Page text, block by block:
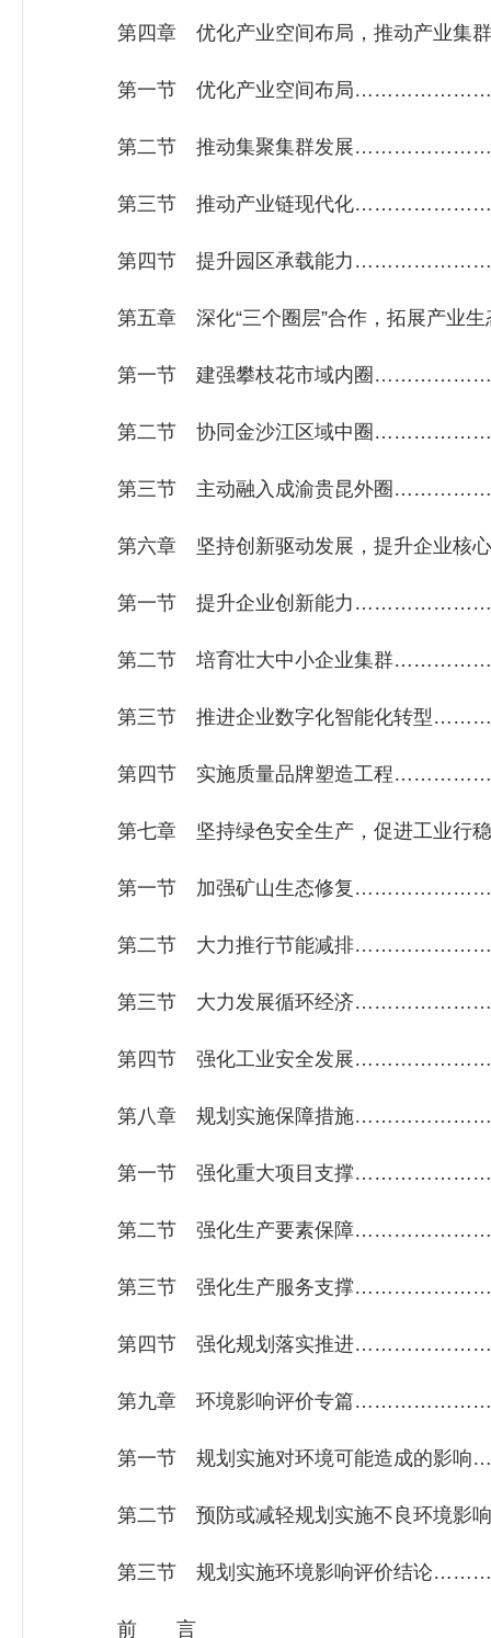
第四章 优化产业空间布局，推动产业
第一节 优化产业空间布局
第二节 推动集聚集群发展
第三节 推动产业链现代化
第四节 提升园区承载能力
第五章 深化“三个圈层”合作，拓展产业
第一节 建强攀枝花市域内圈
第二节 协同金沙江区域中圈
第三节 主动融入成渝贵昆外圈
第六章 坚持创新驱动发展，提升企业核
第一节 提升企业创新能力
第二节 培育壮大中小企业集群
第三节 推进企业数字化智能化转型
第四节 实施质量品牌塑造工程
第七章 坚持绿色安全生产，促进工业
第一节 加强矿山生态修复
第二节 大力推行节能减排
第三节 大力发展循环经济
第四节 强化工业安全发展
第八章 规划实施保障措施
第一节 强化重大项目支撑
第二节 强化生产要素保障
第三节 强化生产服务支撑
第四节 强化规划落实推进
第九章 环境影响评价专篇
第一节 规划实施对环境可能造成的
第二节 预防或减轻规划实施不良环境影
第三节 规划实施环境影响评价结论
前 言